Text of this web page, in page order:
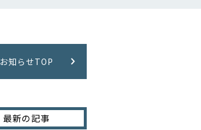
お知らせTOP
最新の記事